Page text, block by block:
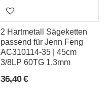
2 Hartmetall Sägeketten
passend für Jenn Feng
AC310114-35 | 45cm
3/8LP 60TG 1,3mm
36,40 €